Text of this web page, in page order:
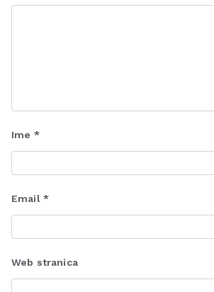
Ime *
Email *
Web stranica